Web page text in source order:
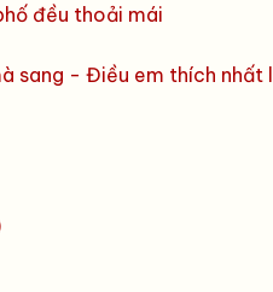
đều thoải mái
sang - Điều em thích nhất